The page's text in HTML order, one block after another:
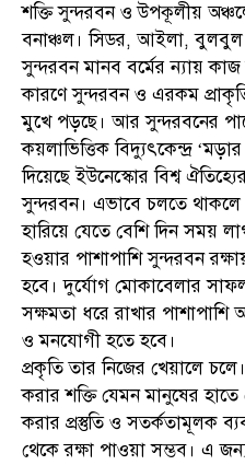
শক্তি সুন্দরবন ও উপকূলীয়
বনাঞ্চল। সিডর, আইলা, বুলবুল
সুন্দরবন মানব বর্মের ন্যায়
কারণে সুন্দরবন ও এরকম
মুখে পড়ছে। আর সুন্দরবনের
কয়লাভিত্তিক বিদ্যুৎকেন্দ্র
দিয়েছে ইউনেস্কোর বিশ্ব
সুন্দরবন। এভাবে চলতে থাকলে
হারিয়ে যেতে বেশি দিন সময়
হওয়ার পাশাপাশি সুন্দরবন
হবে। দুর্যোগ মোকাবেলার
সক্ষমতা ধরে রাখার
ও মনযোগী হতে হবে।
প্রকৃতি তার নিজের খেয়ালে
করার শক্তি যেমন মানুষের
করার প্রস্তুতি ও সতর্কতামূলক
থেকে রক্ষা পাওয়া সম্ভব। এ